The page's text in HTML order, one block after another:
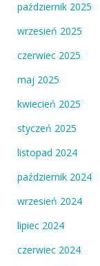
październik 2025
wrzesień 2025
czerwiec 2025
maj 2025
kwiecień 2025
styczeń 2025
listopad 2024
październik 2024
wrzesień 2024
lipiec 2024
czerwiec 2024